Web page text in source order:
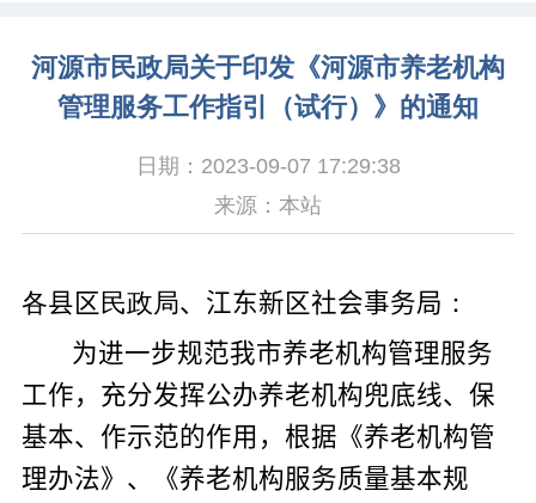
河源市民政局关于印发《河源市养老机构
管理服务工作指引（试行）》的通知
日期：2023-09-07 17:29:38
来源：本站
各县区民政局、江东新区社会事务局 ：
为进一步规范我市养老机构管理服务
工作，充分发挥公办养老机构兜底线、保
基本、作示范的作用，根据《养老机构管
理办法》、
《养老机构服务质量基本规